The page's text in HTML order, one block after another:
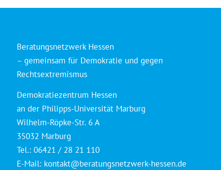
Beratungsnetzwerk Hessen
– gemeinsam für Demokratie und gegen
Rechtsextremismus
Demokratiezentrum Hessen
an der Philipps-Universität Marburg
Wilhelm-Röpke-Str. 6 A
35032 Marburg
Tel.: 06421 / 28 21 110
E-Mail: kontakt@beratungsnetzwerk-hessen.de